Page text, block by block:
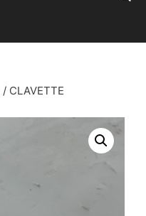
/ CLAVETTE